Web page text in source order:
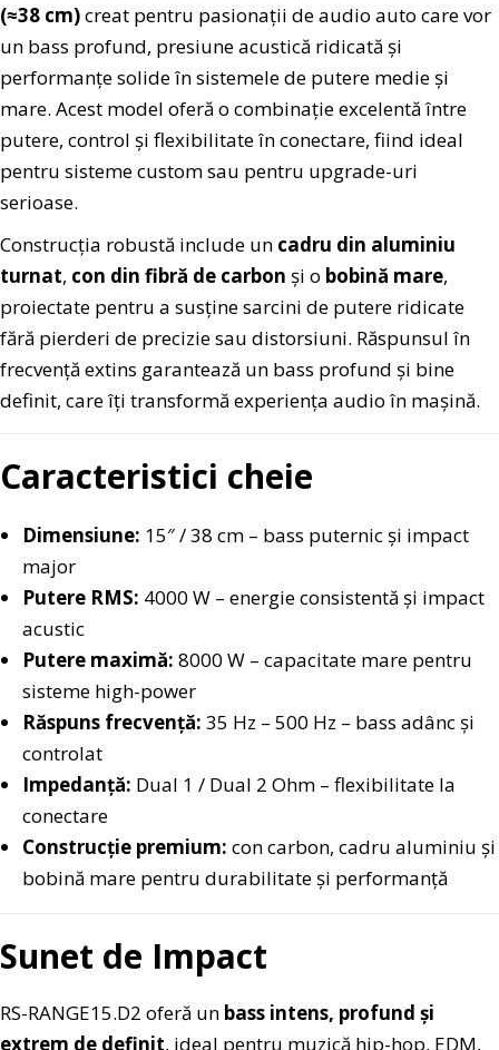
(≈38 cm)creat pentru pasionații de audio auto care vor
un bass profund, presiune acustică ridicată și
performanțe solide în sistemele de putere medie și
mare. Acest model oferă o combinație excelentă între
putere, control și flexibilitate în conectare, fiind ideal
pentru sisteme custom sau pentru upgrade-uri
serioase.
Construcția robustă include un cadru din aluminiu
turnat, con din fibră de carbon și o bobină mare,
proiectate pentru a susține sarcini de putere ridicate
fără pierderi de precizie sau distorsiuni. Răspunsul în
frecvență extins garantează un bass profund și bine
definit, care îți transformă experiența audio în mașină.
Caracteristici cheie
Dimensiune: 15″ / 38 cm – bass puternic și impact
major
Putere RMS: 4000 W – energie consistentă și impact
acustic
Putere maximă: 8000 W – capacitate mare pentru
sisteme high-power
Răspuns frecvență: 35 Hz – 500 Hz – bass adânc și
controlat
Impedanță: Dual 1 / Dual 2 Ohm – flexibilitate la
conectare
Construcție premium: con carbon, cadru aluminiu și
bobină mare pentru durabilitate și performanță
Sunet de Impact
RS-RANGE15.D2 oferă un bass intens, profund și
extrem de definit, ideal pentru muzică hip-hop, EDM,